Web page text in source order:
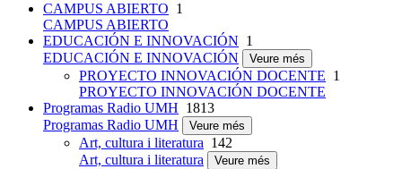
CAMPUS ABIERTO 1
CAMPUS ABIERTO
EDUCACIÓN E INNOVACIÓN 1
EDUCACIÓN E INNOVACIÓN
Veure més
PROYECTO INNOVACIÓN DOCENTE 1
PROYECTO INNOVACIÓN DOCENTE
Programas Radio UMH 1813
Programas Radio UMH
Veure més
Art, cultura i literatura 142
Art, cultura i literatura
Veure més